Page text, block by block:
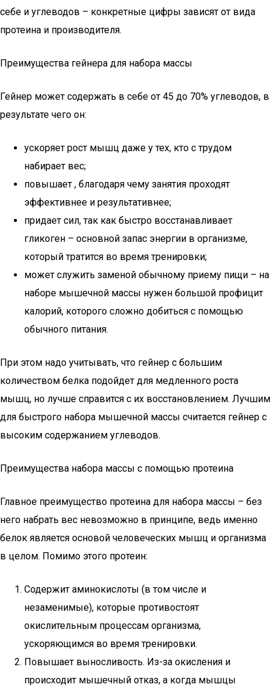
себе и углеводов – конкретные цифры зависят от вида
протеина и производителя.
Преимущества гейнера для набора массы
Гейнер может содержать в себе от 45 до 70% углеводов, в
результате чего он:
ускоряет рост мышц даже у тех, кто с трудом
набирает вес;
повышает , благодаря чему занятия проходят
эффективнее и результативнее;
придает сил, так как быстро восстанавливает
гликоген – основной запас энергии в организме,
который тратится во время тренировки;
может служить заменой обычному приему пищи – на
наборе мышечной массы нужен большой профицит
калорий, которого сложно добиться с помощью
обычного питания.
При этом надо учитывать, что гейнер с большим
количеством белка подойдет для медленного роста
мышц, но лучше справится с их восстановлением. Лучшим
для быстрого набора мышечной массы считается гейнер с
высоким содержанием углеводов.
Преимущества набора массы с помощью протеина
Главное преимущество протеина для набора массы – без
него набрать вес невозможно в принципе, ведь именно
белок является основой человеческих мышц и организма
в целом. Помимо этого протеин:
Содержит аминокислоты (в том числе и
незаменимые), которые противостоят
окислительным процессам организма,
ускоряющимся во время тренировки.
Повышает выносливость. Из-за окисления и
происходит мышечный отказ, а когда мышцы